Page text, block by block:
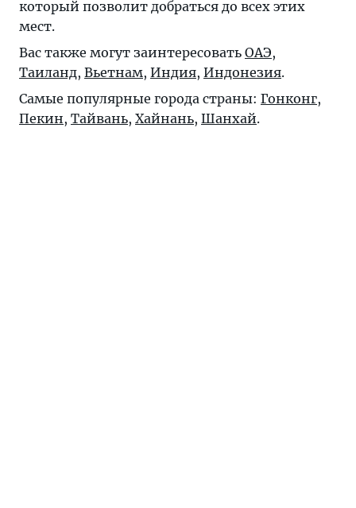
который позволит добраться до всех этих
мест.
Вас также могут заинтересовать ОАЭ,
Таиланд, Вьетнам, Индия, Индонезия.
Самые популярные города страны: Гонконг,
Пекин, Тайвань, Хайнань, Шанхай.